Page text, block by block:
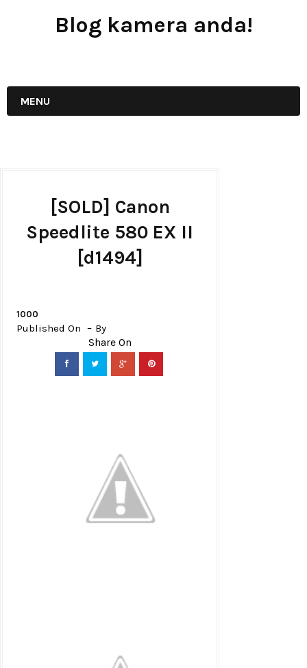
Blog kamera anda!
MENU
[SOLD] Canon
Speedlite 580 EX II
[d1494]
1000
Published On By